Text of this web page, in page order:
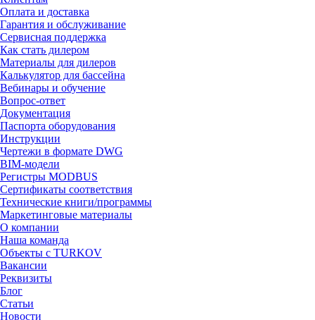
Оплата и доставка
Гарантия и обслуживание
Сервисная поддержка
Как стать дилером
Материалы для дилеров
Калькулятор для бассейна
Вебинары и обучение
Вопрос-ответ
Документация
Паспорта оборудования
Инструкции
Чертежи в формате DWG
BIM-модели
Регистры MODBUS
Сертификаты соответствия
Технические книги/программы
Маркетинговые материалы
О компании
Наша команда
Объекты с TURKOV
Вакансии
Реквизиты
Блог
Статьи
Новости